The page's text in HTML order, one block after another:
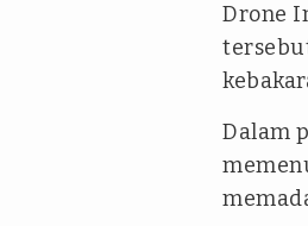
Drone
Dalam